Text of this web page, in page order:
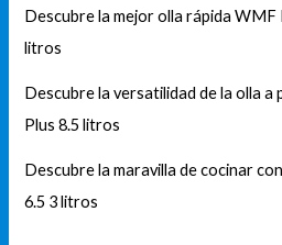
Descubre la mejor olla rápida WMF
litros
Descubre la versatilidad de la olla
Plus 8.5 litros
Descubre la maravilla de cocinar
6.5 3 litros